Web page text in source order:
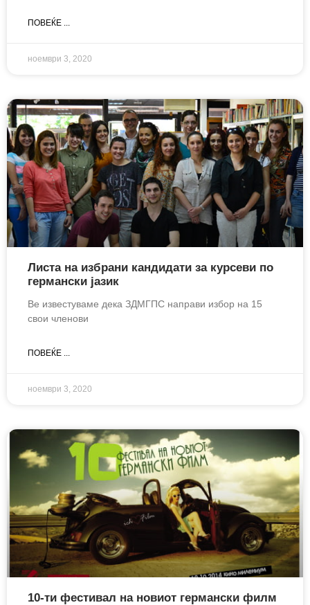
ПОВЕЌЕ ...
ноември 3, 2020
Листа на избрани кандидати за курсеви по
германски јазик
Ве известуваме дека ЗДМГПС направи избор на 15
свои членови
ПОВЕЌЕ ...
ноември 3, 2020
10-ти фестивал на новиот германски филм